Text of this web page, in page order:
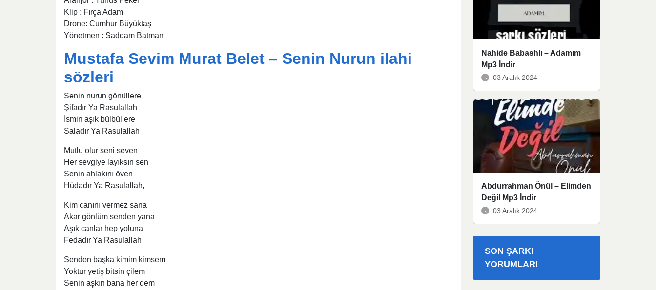
Klip : Fırça Adam
Drone: Cumhur Büyüktaş
Yönetmen : Saddam Batman
Mustafa Sevim Murat Belet – Senin Nurun ilahi
sözleri
Senin nurun gönüllere
Şifadır Ya Rasulallah
İsmin aşık bülbüllere
Saladır Ya Rasulallah
Mutlu olur seni seven
Her sevgiye layıksın sen
Senin ahlakını öven
Hüdadır Ya Rasulallah,
Kim canını vermez sana
Akar gönlüm senden yana
Aşık canlar hep yoluna
Fedadır Ya Rasulallah
Senden başka kimim kimsem
Yoktur yetiş bitsin çilem
Senin aşkın bana her dem
Nahide Babashlı – Adamım
Mp3 İndir
03 Aralık 2024
Abdurrahman Önül – Elimden
Değil Mp3 İndir
03 Aralık 2024
SON ŞARKI
YORUMLARI